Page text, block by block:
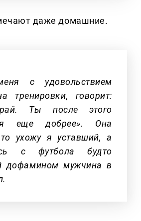
даже домашние.
с удовольствием
тренировки, говорит:
Ты после этого
еще добрее». Она
ухожу я уставший, а
с футбола будто
дофамином мужчина в